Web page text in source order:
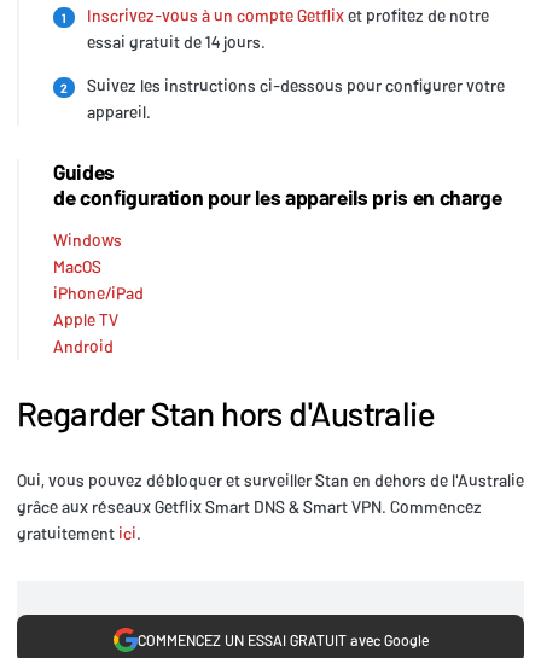
Regarder Stan hors d'Australie
Oui, vous pouvez débloquer et surveiller Stan en dehors de l'Australie
grâce aux réseaux Getflix Smart DNS & Smart VPN. Commencez
gratuitement ici.
COMMENCEZ UN ESSAI GRATUIT avec Google
1 Inscrivez-vous à un compte Getflixet profitez de notre
essai gratuit de 14 jours.
2
Suivez les instructions ci-dessous pour configurer votre
appareil.
Guides
de configuration pour les appareils pris en charge
Windows
MacOS
iPhone/iPad
Apple TV
Android